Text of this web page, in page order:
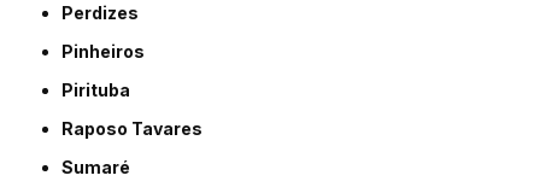
Perdizes
Pinheiros
Pirituba
Raposo Tavares
Sumaré